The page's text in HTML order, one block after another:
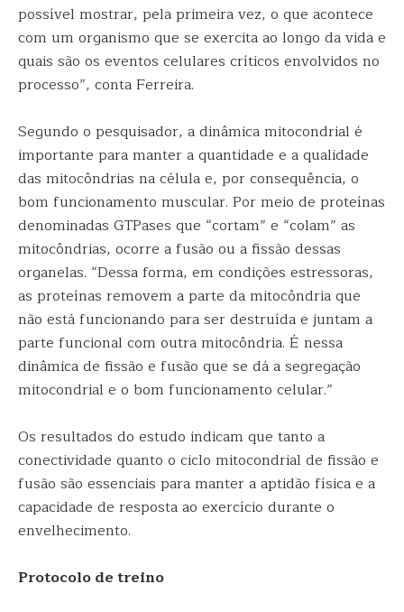
possível mostrar, pela primeira vez, o que acontece
com um organismo que se exercita ao longo da vida e
quais são os eventos celulares críticos envolvidos no
processo”, conta Ferreira.
Segundo o pesquisador, a dinâmica mitocondrial é
importante para manter a quantidade e a qualidade
das mitocôndrias na célula e, por consequência, o
bom funcionamento muscular. Por meio de proteínas
denominadas GTPases que “cortam” e “colam” as
mitocôndrias, ocorre a fusão ou a fissão dessas
organelas. “Dessa forma, em condições estressoras,
as proteínas removem a parte da mitocôndria que
não está funcionando para ser destruída e juntam a
parte funcional com outra mitocôndria. É nessa
dinâmica de fissão e fusão que se dá a segregação
mitocondrial e o bom funcionamento celular.”
Os resultados do estudo indicam que tanto a
conectividade quanto o ciclo mitocondrial de fissão e
fusão são essenciais para manter a aptidão física e a
capacidade de resposta ao exercício durante o
envelhecimento.
Protocolo de treino